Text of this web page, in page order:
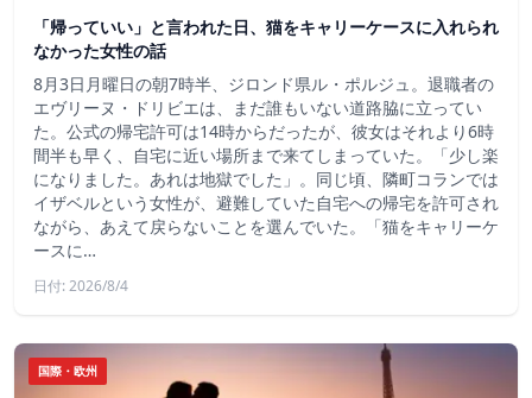
「帰っていい」と言われた日、猫をキャリーケースに入れられ
なかった女性の話
8月3日月曜日の朝7時半、ジロンド県ル・ポルジュ。退職者の
エヴリーヌ・ドリビエは、まだ誰もいない道路脇に立ってい
た。公式の帰宅許可は14時からだったが、彼女はそれより6時
間半も早く、自宅に近い場所まで来てしまっていた。「少し楽
になりました。あれは地獄でした」。同じ頃、隣町コランでは
イザベルという女性が、避難していた自宅への帰宅を許可され
ながら、あえて戻らないことを選んでいた。「猫をキャリーケ
ースに…
日付: 2026/8/4
国際・欧州